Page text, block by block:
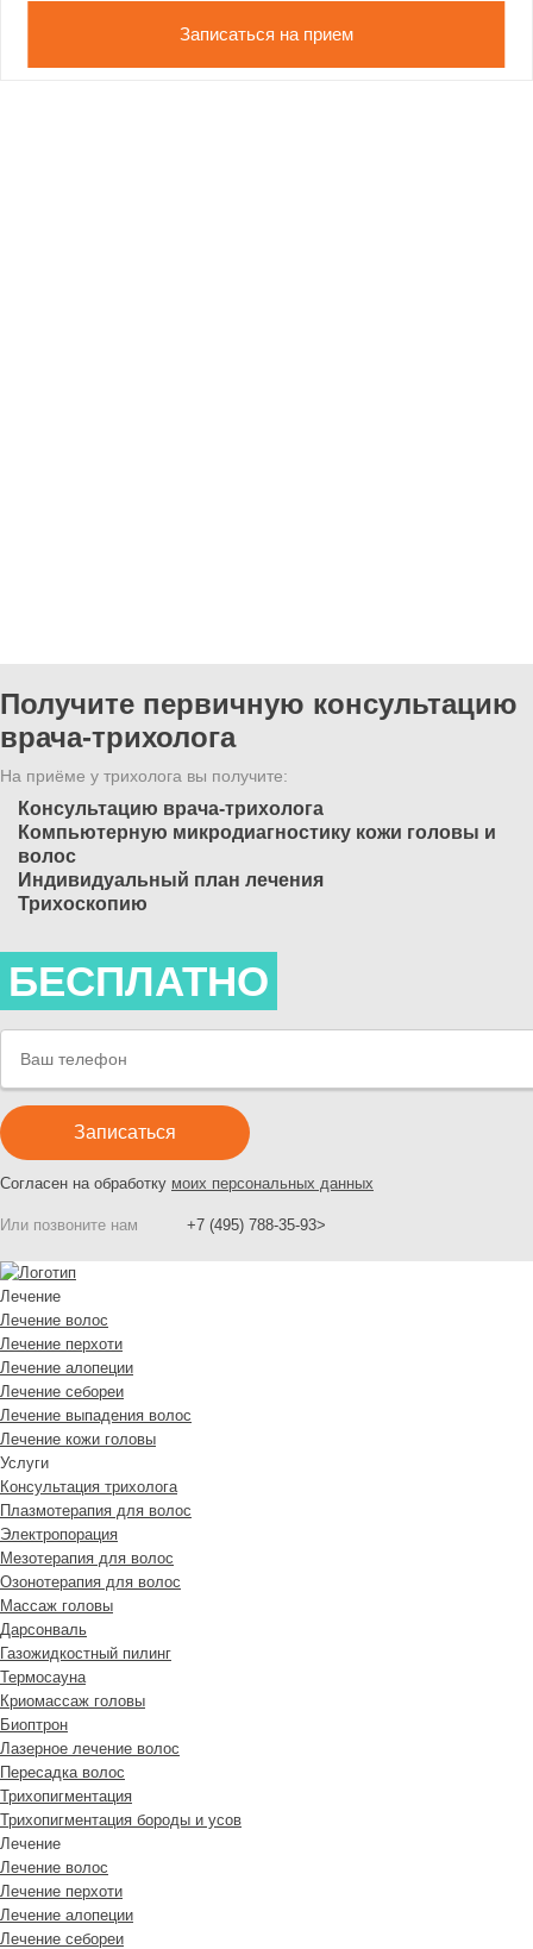
Записаться на прием
Получите первичную консультацию
врача-трихолога
На приёме у трихолога вы получите:
Консультацию врача-трихолога
Компьютерную микродиагностику кожи головы и
волос
Индивидуальный план лечения
Трихоскопию
БЕСПЛАТНО
Согласен на обработку моих персональных данных
Или позвоните нам +7 (495) 788-35-93>
Лечение
Лечение волос
Лечение перхоти
Лечение алопеции
Лечение себореи
Лечение выпадения волос
Лечение кожи головы
Услуги
Консультация трихолога
Плазмотерапия для волос
Электропорация
Мезотерапия для волос
Озонотерапия для волос
Массаж головы
Дарсонваль
Газожидкостный пилинг
Термосауна
Криомассаж головы
Биоптрон
Лазерное лечение волос
Пересадка волос
Трихопигментация
Трихопигментация бороды и усов
Лечение
Лечение волос
Лечение перхоти
Лечение алопеции
Лечение себореи